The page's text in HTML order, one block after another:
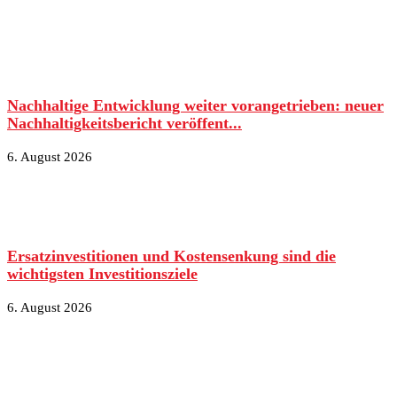
Nachhaltige Entwicklung weiter vorangetrieben: neuer
Nachhaltigkeitsbericht veröffent...
6. August 2026
Ersatzinvestitionen und Kostensenkung sind die
wichtigsten Investitionsziele
6. August 2026